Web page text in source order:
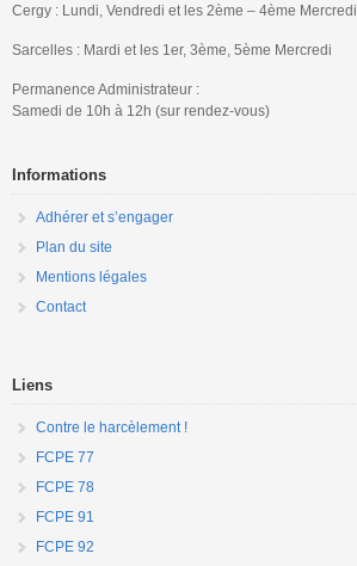
Cergy : Lundi, Vendredi et les 2ème – 4ème Mercredi
Sarcelles : Mardi et les 1er, 3ème, 5ème Mercredi
Permanence Administrateur :
Samedi de 10h à 12h (sur rendez-vous)
Informations
Adhérer et s’engager
Plan du site
Mentions légales
Contact
Liens
Contre le harcèlement !
FCPE 77
FCPE 78
FCPE 91
FCPE 92